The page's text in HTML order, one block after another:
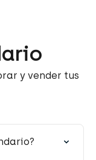
y vender tus